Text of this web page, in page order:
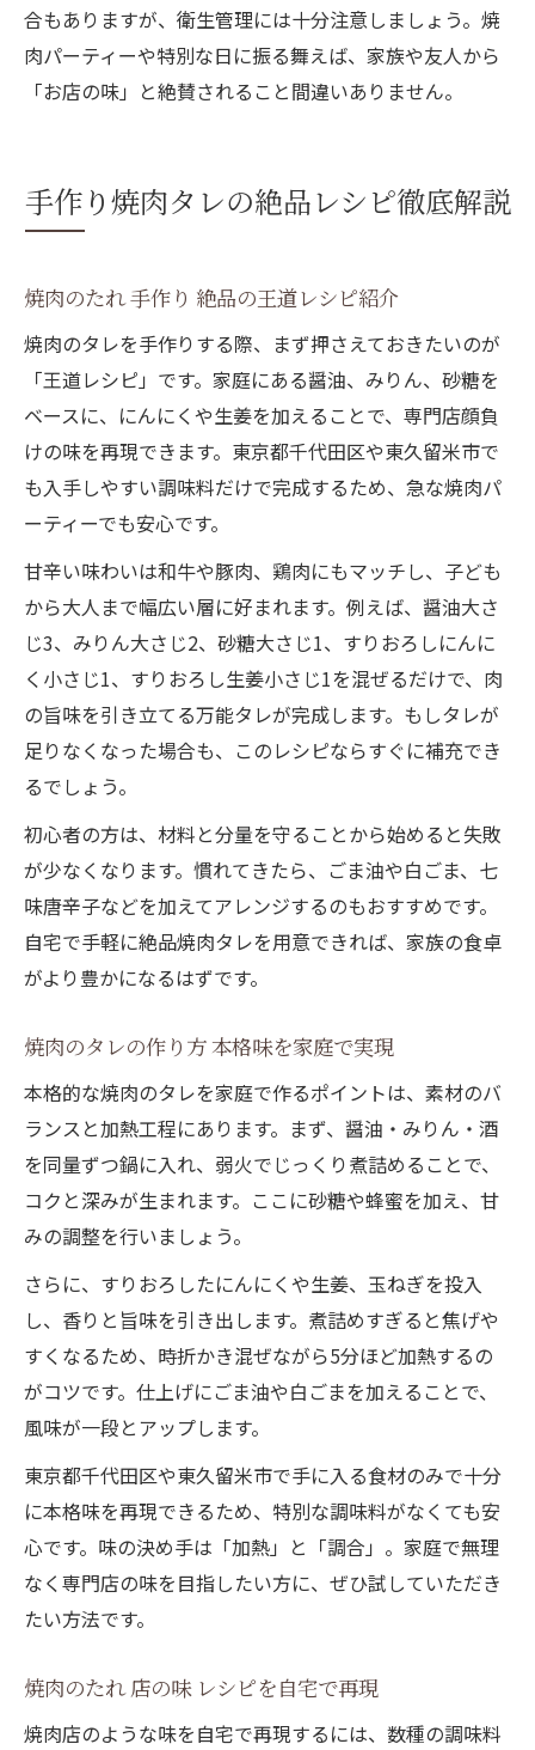
合もありますが、衛生管理には十分注意しましょう。焼
肉パーティーや特別な日に振る舞えば、家族や友人から
「お店の味」と絶賛されること間違いありません。
手作り焼肉タレの絶品レシピ徹底解説
焼肉のたれ 手作り 絶品の王道レシピ紹介
焼肉のタレを手作りする際、まず押さえておきたいのが
「王道レシピ」です。家庭にある醤油、みりん、砂糖を
ベースに、にんにくや生姜を加えることで、専門店顔負
けの味を再現できます。東京都千代田区や東久留米市で
も入手しやすい調味料だけで完成するため、急な焼肉パ
ーティーでも安心です。
甘辛い味わいは和牛や豚肉、鶏肉にもマッチし、子ども
から大人まで幅広い層に好まれます。例えば、醤油大さ
じ3、みりん大さじ2、砂糖大さじ1、すりおろしにんに
く小さじ1、すりおろし生姜小さじ1を混ぜるだけで、肉
の旨味を引き立てる万能タレが完成します。もしタレが
足りなくなった場合も、このレシピならすぐに補充でき
るでしょう。
初心者の方は、材料と分量を守ることから始めると失敗
が少なくなります。慣れてきたら、ごま油や白ごま、七
味唐辛子などを加えてアレンジするのもおすすめです。
自宅で手軽に絶品焼肉タレを用意できれば、家族の食卓
がより豊かになるはずです。
焼肉のタレの作り方 本格味を家庭で実現
本格的な焼肉のタレを家庭で作るポイントは、素材のバ
ランスと加熱工程にあります。まず、醤油・みりん・酒
を同量ずつ鍋に入れ、弱火でじっくり煮詰めることで、
コクと深みが生まれます。ここに砂糖や蜂蜜を加え、甘
みの調整を行いましょう。
さらに、すりおろしたにんにくや生姜、玉ねぎを投入
し、香りと旨味を引き出します。煮詰めすぎると焦げや
すくなるため、時折かき混ぜながら5分ほど加熱するの
がコツです。仕上げにごま油や白ごまを加えることで、
風味が一段とアップします。
東京都千代田区や東久留米市で手に入る食材のみで十分
に本格味を再現できるため、特別な調味料がなくても安
心です。味の決め手は「加熱」と「調合」。家庭で無理
なく専門店の味を目指したい方に、ぜひ試していただき
たい方法です。
焼肉のたれ 店の味 レシピを自宅で再現
焼肉店のような味を自宅で再現するには、数種の調味料